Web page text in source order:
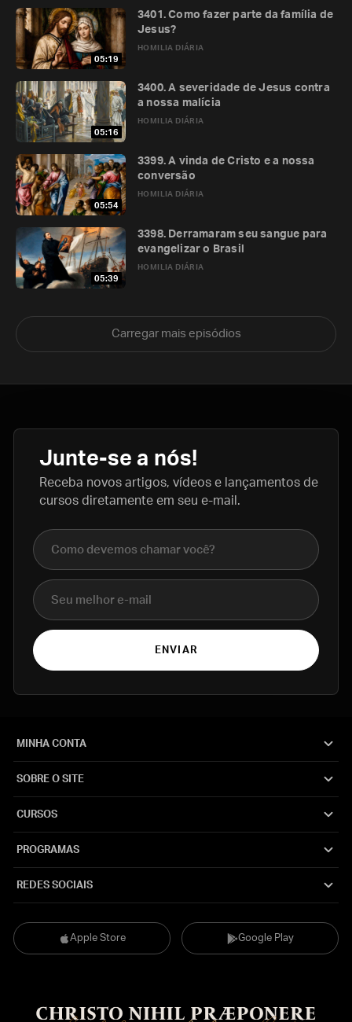
05:19
HOMILIA DIÁRIA
3401. Como fazer parte da família de
Jesus?
05:16
HOMILIA DIÁRIA
3400. A severidade de Jesus contra
a nossa malícia
05:54
HOMILIA DIÁRIA
3399. A vinda de Cristo e a nossa
conversão
05:39
HOMILIA DIÁRIA
3398. Derramaram seu sangue para
evangelizar o Brasil
Carregar mais episódios
Junte-se a nós!
Receba novos artigos, vídeos e lançamentos de
cursos diretamente em seu e-mail.
Nome completo
E-mail
ENVIAR
Apple Store Google Play
MINHA CONTA
SOBRE O SITE
CURSOS
PROGRAMAS
REDES SOCIAIS